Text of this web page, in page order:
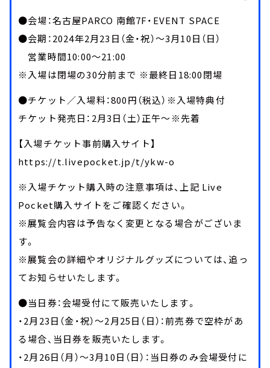
●会場：名古屋PARCO 南館7F・EVENT SPACE
●会期：2024年2月23日（金・祝）～3月10日（日）
営業時間10:00～21:00
※入場は閉場の30分前まで ※最終日18:00閉場
●チケット／入場料：800円（税込）※入場特典付
チケット発売日：2月3日（土）正午～※先着
【入場チケット事前購入サイト】
https://t.livepocket.jp/t/ykw-o
※入場チケット購入時の注意事項は、上記 Live
Pocket購入サイトをご確認ください。
※展覧会内容は予告なく変更となる場合がございま
す。
※展覧会の詳細やオリジナルグッズについては、追っ
てお知らせいたします。
●当日券：会場受付にて販売いたします。
・2月23日（金・祝）～2月25日（日）：前売券で空枠があ
る場合、当日券を販売いたします。
・2月26日（月）～3月10日（日）：当日券のみ会場受付に